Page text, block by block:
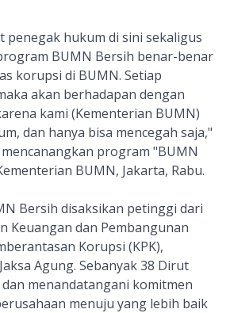
penegak hukum di sini sekaligus
BUMN Bersih benar-benar
korupsi di BUMN. Setiap
akan berhadapan dengan
kami (Kementerian BUMN)
dan hanya bisa mencegah saja,"
program "BUMN
BUMN, Jakarta, Rabu.
Bersih disaksikan petinggi dari
Keuangan dan Pembangunan
Korupsi (KPK),
Agung. Sebanyak 38 Dirut
menandatangani komitmen
menuju yang lebih baik